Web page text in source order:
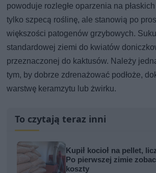
powoduje rozległe oparzenia na
tylko szpecą roślinę, ale stanowią po
większości patogenów grzybowych.
standardowej ziemi do kwiatów
przeznaczonej do kaktusów. Należy
tym, by dobrze zdrenażować podłoże,
warstwę keramzytu lub żwirku.
To czytają teraz inni
Kupił kocioł na pellet,
Po pierwszej zimie
koszty